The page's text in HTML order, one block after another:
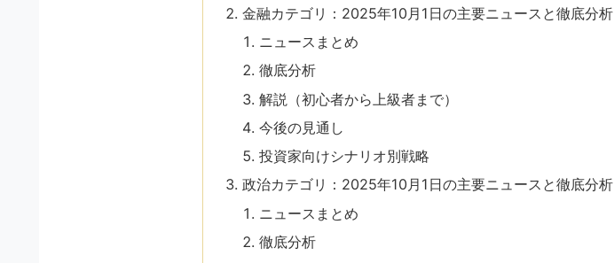
金融カテゴリ：2025年10月1日の主要ニュースと徹底分析
ニュースまとめ
徹底分析
解説（初心者から上級者まで）
今後の見通し
投資家向けシナリオ別戦略
政治カテゴリ：2025年10月1日の主要ニュースと徹底分析
ニュースまとめ
徹底分析